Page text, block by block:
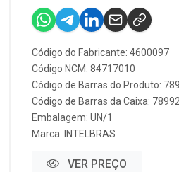
Código do Fabricante: 4600097
Código NCM: 84717010
Código de Barras do Produto:
Código de Barras da Caixa:
Embalagem: UN/1
Marca: INTELBRAS
VER PREÇO